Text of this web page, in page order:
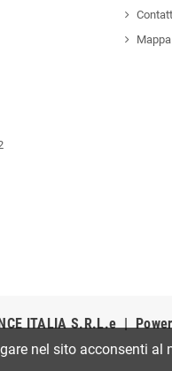
ITALIA S.R.L.e|
nel sito acconsenti al